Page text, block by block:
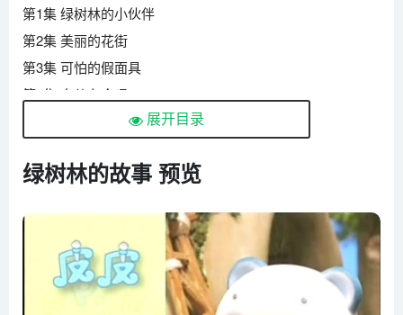
第1集 绿树林的小伙伴
第2集 美丽的花街
第3集 可怕的假面具
第4集 鸟儿在合唱
第5集 愿望变成现实
第7集 奇特的蛋
第10集 月亮生病了
第11集 风呀，你在哪儿？
展开目录
绿树林的故事 预览